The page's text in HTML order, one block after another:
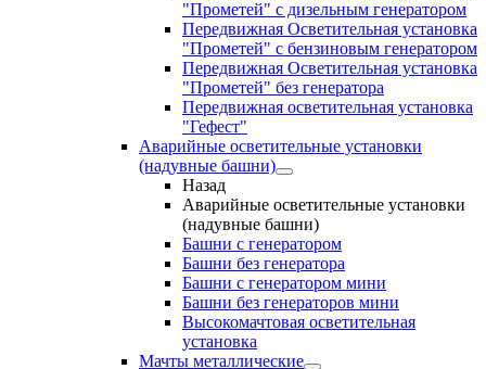
"Прометей" с дизельным генератором
Передвижная Осветительная установка
"Прометей" с бензиновым генератором
Передвижная Осветительная установка
"Прометей" без генератора
Передвижная осветительная установка
"Гефест"
Аварийные осветительные установки
(надувные башни)
Назад
Аварийные осветительные установки
(надувные башни)
Башни с генератором
Башни без генератора
Башни с генератором мини
Башни без генераторов мини
Высокомачтовая осветительная
установка
Мачты металлические